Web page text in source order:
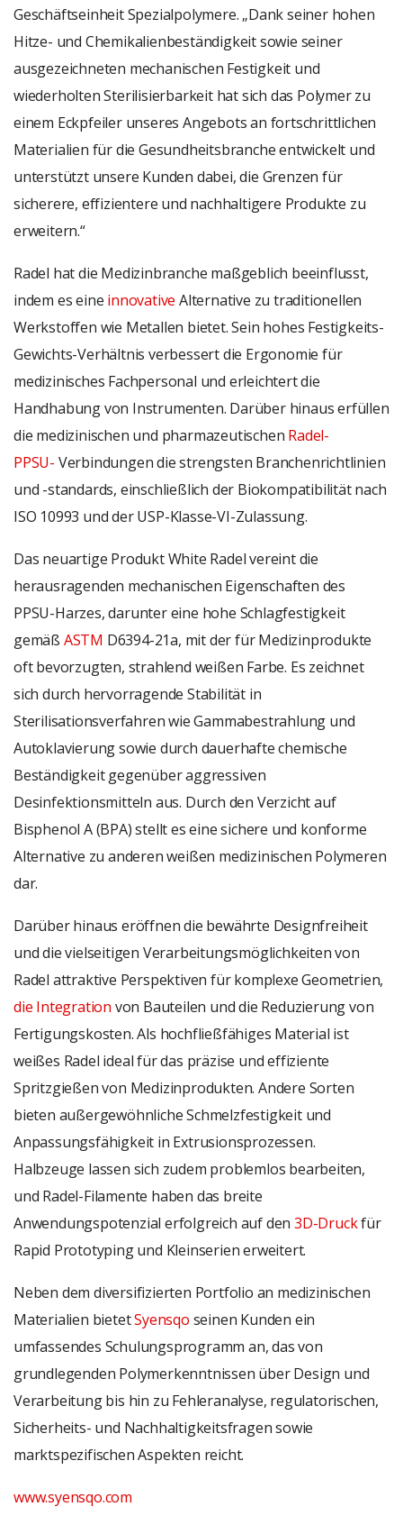
Geschäftseinheit Spezialpolymere. „Dank seiner hohen
Hitze- und Chemikalienbeständigkeit sowie seiner
ausgezeichneten mechanischen Festigkeit und
wiederholten Sterilisierbarkeit hat sich das Polymer zu
einem Eckpfeiler unseres Angebots an fortschrittlichen
Materialien für die Gesundheitsbranche entwickelt und
unterstützt unsere Kunden dabei, die Grenzen für
sicherere, effizientere und nachhaltigere Produkte zu
erweitern.“
Radel hat die Medizinbranche maßgeblich beeinflusst,
indem es eine innovative Alternative zu traditionellen
Werkstoffen wie Metallen bietet. Sein hohes Festigkeits-
Gewichts-Verhältnis verbessert die Ergonomie für
medizinisches Fachpersonal und erleichtert die
Handhabung von Instrumenten. Darüber hinaus erfüllen
die medizinischen und pharmazeutischen Radel-
PPSU- Verbindungen die strengsten Branchenrichtlinien
und -standards, einschließlich der Biokompatibilität nach
ISO 10993 und der USP-Klasse-VI-Zulassung.
Das neuartige Produkt White Radel vereint die
herausragenden mechanischen Eigenschaften des
PPSU-Harzes, darunter eine hohe Schlagfestigkeit
gemäß ASTM D6394-21a, mit der für Medizinprodukte
oft bevorzugten, strahlend weißen Farbe. Es zeichnet
sich durch hervorragende Stabilität in
Sterilisationsverfahren wie Gammabestrahlung und
Autoklavierung sowie durch dauerhafte chemische
Beständigkeit gegenüber aggressiven
Desinfektionsmitteln aus. Durch den Verzicht auf
Bisphenol A (BPA) stellt es eine sichere und konforme
Alternative zu anderen weißen medizinischen Polymeren
dar.
Darüber hinaus eröffnen die bewährte Designfreiheit
und die vielseitigen Verarbeitungsmöglichkeiten von
Radel attraktive Perspektiven für komplexe Geometrien,
die Integration von Bauteilen und die Reduzierung von
Fertigungskosten. Als hochfließfähiges Material ist
weißes Radel ideal für das präzise und effiziente
Spritzgießen von Medizinprodukten. Andere Sorten
bieten außergewöhnliche Schmelzfestigkeit und
Anpassungsfähigkeit in Extrusionsprozessen.
Halbzeuge lassen sich zudem problemlos bearbeiten,
und Radel-Filamente haben das breite
Anwendungspotenzial erfolgreich auf den 3D-Druckfür
Rapid Prototyping und Kleinserien erweitert.
Neben dem diversifizierten Portfolio an medizinischen
Materialien bietetSyensqo seinen Kunden ein
umfassendes Schulungsprogramm an, das von
grundlegenden Polymerkenntnissen über Design und
Verarbeitung bis hin zu Fehleranalyse, regulatorischen,
Sicherheits- und Nachhaltigkeitsfragen sowie
marktspezifischen Aspekten reicht.
www.syensqo.com